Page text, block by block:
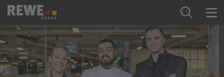
Zum Inhalt springen
Startseite